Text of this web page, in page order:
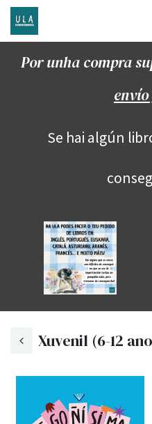
Por unha compra
Se hai algún
Xuvenil (6-12